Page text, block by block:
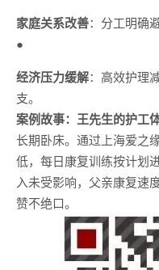
家庭关系改善：分工明确
●
经济压力缓解：高效护理
支。
案例故事：王先生的护工
长期卧床。通过上海爱之
低，每日康复训练按计划
入未受影响，父亲康复速
赞不绝口。